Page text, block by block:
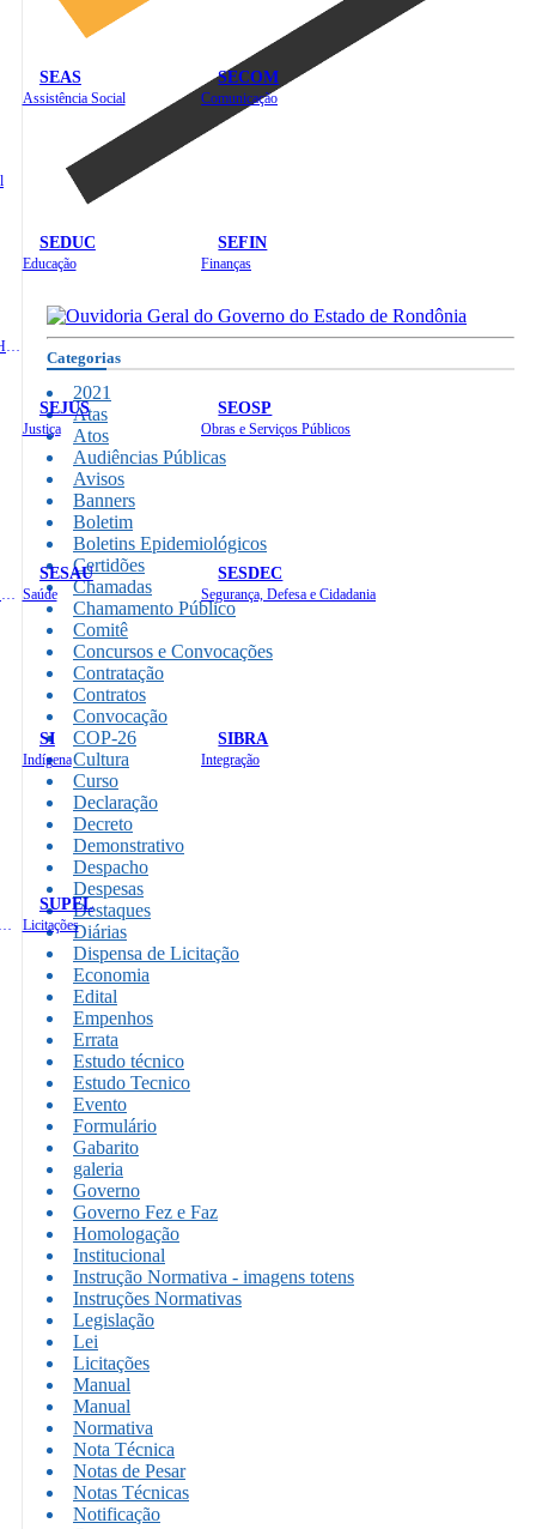
SEAS
Assistência Social
SECOM
Comunicação
SEDUC
Educação
SEFIN
Finanças
SEJUS
Justiça
SEOSP
Obras e Serviços Públicos
SESAU
Saúde
SESDEC
Segurança, Defesa e Cidadania
SI
Indígena
SIBRA
Integração
SUPEL
Licitações
Categorias
2021
Atas
Atos
Audiências Públicas
Avisos
Banners
Boletim
Boletins Epidemiológicos
Certidões
Chamadas
Chamamento Público
Comitê
Concursos e Convocações
Contratação
Contratos
Convocação
COP-26
Cultura
Curso
Declaração
Decreto
Demonstrativo
Despacho
Despesas
Destaques
Diárias
Dispensa de Licitação
Economia
Edital
Empenhos
Errata
Estudo técnico
Estudo Tecnico
Evento
Formulário
Gabarito
galeria
Governo
Governo Fez e Faz
Homologação
Institucional
Instrução Normativa - imagens totens
Instruções Normativas
Legislação
Lei
Licitações
Manual
Manual
Normativa
Nota Técnica
Notas de Pesar
Notas Técnicas
Notificação